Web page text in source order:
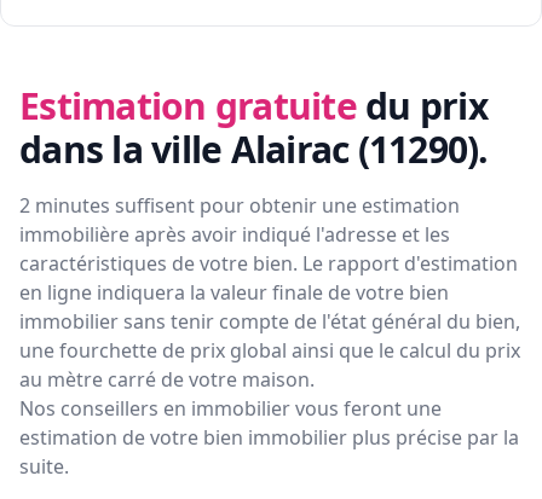
Estimation gratuite du prix
dans la ville Alairac (11290).
2 minutes suffisent pour obtenir une estimation
immobilière après avoir indiqué l'adresse et les
caractéristiques de votre bien. Le rapport d'estimation
en ligne indiquera la valeur finale de votre bien
immobilier sans tenir compte de l'état général du bien,
une fourchette de prix global ainsi que le calcul du prix
au mètre carré de votre maison.
Nos conseillers en immobilier vous feront une
estimation de votre bien immobilier plus précise par la
suite.